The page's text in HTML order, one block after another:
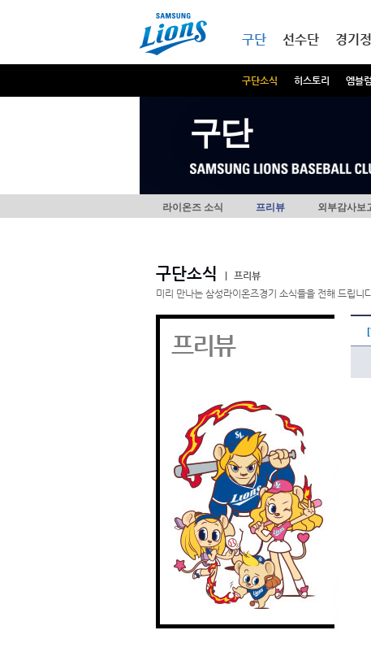
구단
구단소식 히스토리 엠블
선수단 경기
구단
라이온즈 소식 프리뷰 외부감사보
구단소식
프리뷰
미리 만나는 삼성라이온즈경기 소식들을 전해 드립니
프리뷰